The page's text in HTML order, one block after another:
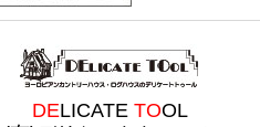
DELICATE TOOL